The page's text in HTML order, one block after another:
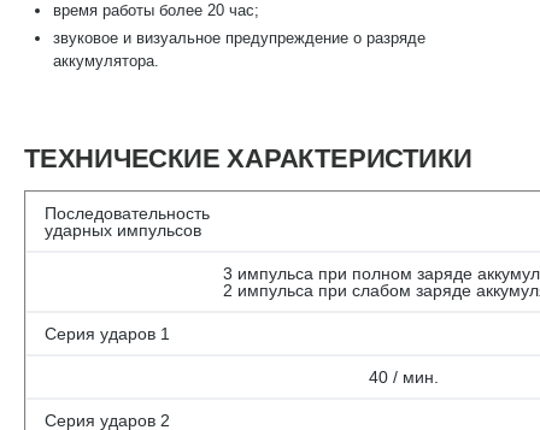
время работы более 20 час;
звуковое и визуальное предупреждение о разряде
аккумулятора.
ТЕХНИЧЕСКИЕ ХАРАКТЕРИСТИКИ
Последовательность
ударных импульсов
3 импульса при полном заряде
2 импульса при слабом заряде
Серия ударов 1
40 / мин.
Серия ударов 2